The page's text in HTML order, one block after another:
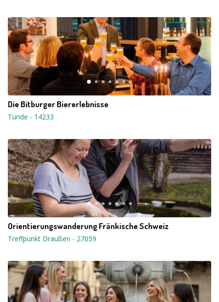
Die Bitburger Biererlebnisse
Turide - 14233
Orientierungswanderung Fränkische Schweiz
Treffpunkt Draußen - 27059